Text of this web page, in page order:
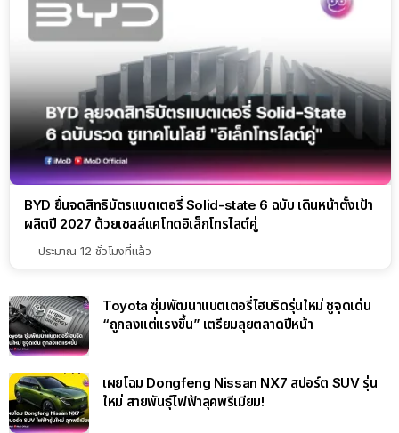
BYD ยื่นจดสิทธิบัตรแบตเตอรี่ Solid-state 6 ฉบับ เดินหน้าตั้งเป้า
ผลิตปี 2027 ด้วยเซลล์แคโทดอิเล็กโทรไลต์คู่
ประมาณ 12 ชั่วโมงที่แล้ว
Toyota ซุ่มพัฒนาแบตเตอรี่ไฮบริดรุ่นใหม่ ชูจุดเด่น
“ถูกลงแต่แรงขึ้น” เตรียมลุยตลาดปีหน้า
เผยโฉม Dongfeng Nissan NX7 สปอร์ต SUV รุ่น
ใหม่ สายพันธุ์ไฟฟ้าลุคพรีเมียม!